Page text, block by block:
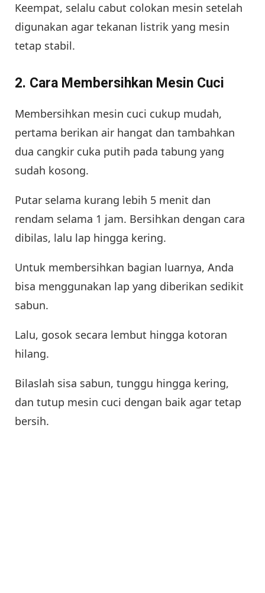
Keempat, selalu cabut colokan mesin setelah
digunakan agar tekanan listrik yang mesin
tetap stabil.
2. Cara Membersihkan Mesin Cuci
Membersihkan mesin cuci cukup mudah,
pertama berikan air hangat dan tambahkan
dua cangkir cuka putih pada tabung yang
sudah kosong.
Putar selama kurang lebih 5 menit dan
rendam selama 1 jam. Bersihkan dengan cara
dibilas, lalu lap hingga kering.
Untuk membersihkan bagian luarnya, Anda
bisa menggunakan lap yang diberikan sedikit
sabun.
Lalu, gosok secara lembut hingga kotoran
hilang.
Bilaslah sisa sabun, tunggu hingga kering,
dan tutup mesin cuci dengan baik agar tetap
bersih.